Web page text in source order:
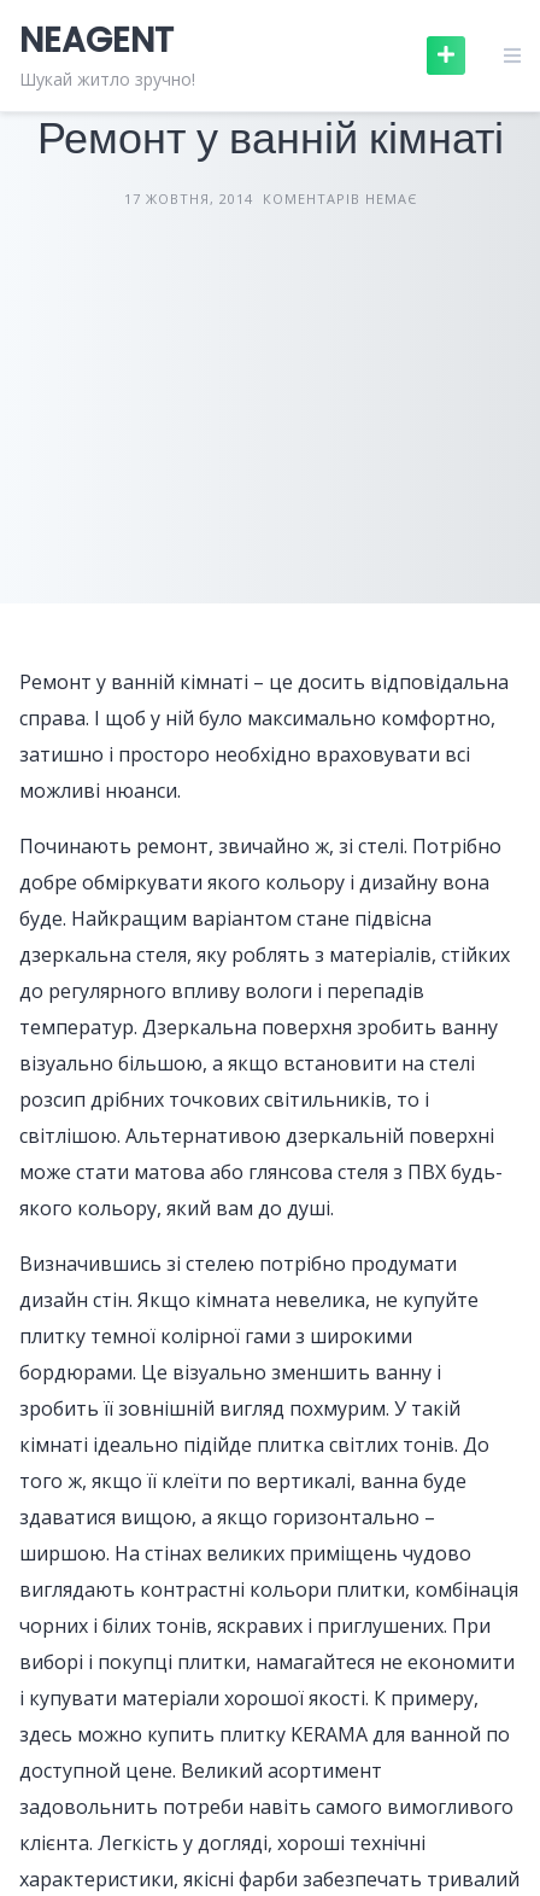
content
NEAGENT
Шукай житло зручно!БУДІВЕЛЬНІ МАТЕРІАЛИ
Ремонт у ванній кімнаті
17 ЖОВТНЯ, 2014 КОМЕНТАРІВ НЕМАЄ
Ремонт у ванній кімнаті – це досить відповідальна
справа. І щоб у ній було максимально комфортно,
затишно і просторо необхідно враховувати всі
можливі нюанси.
Починають ремонт, звичайно ж, зі стелі. Потрібно
добре обміркувати якого кольору і дизайну вона
буде. Найкращим варіантом стане підвісна
дзеркальна стеля, яку роблять з матеріалів, стійких
до регулярного впливу вологи і перепадів
температур. Дзеркальна поверхня зробить ванну
візуально більшою, а якщо встановити на стелі
розсип дрібних точкових світильників, то і
світлішою. Альтернативою дзеркальній поверхні
може стати матова або глянсова стеля з ПВХ будь-
якого кольору, який вам до душі.
Визначившись зі стелею потрібно продумати
дизайн стін. Якщо кімната невелика, не купуйте
плитку темної колірної гами з широкими
бордюрами. Це візуально зменшить ванну і
зробить її зовнішній вигляд похмурим. У такій
кімнаті ідеально підійде плитка світлих тонів. До
того ж, якщо її клеїти по вертикалі, ванна буде
здаватися вищою, а якщо горизонтально –
ширшою. На стінах великих приміщень чудово
виглядають контрастні кольори плитки, комбінація
чорних і білих тонів, яскравих і приглушених. При
виборі і покупці плитки, намагайтеся не економити
і купувати матеріали хорошої якості. К примеру,
здесь можно купить плитку KERAMA для ванной по
доступной цене. Великий асортимент
задовольнить потреби навіть самого вимогливого
клієнта. Легкість у догляді, хороші технічні
характеристики, якісні фарби забезпечать тривалий